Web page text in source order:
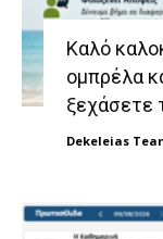
Καλό
ομπρέλα
ξεχάσετε
Dekeleias